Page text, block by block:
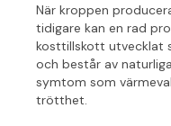
När kroppen
tidigare kan en rad
kosttillskott utvecklat
och består av
symtom som
trötthet.